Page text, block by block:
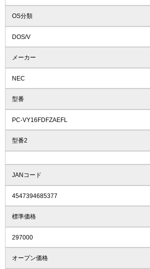
OS分類
DOS/V
メーカー
NEC
型番
PC-VY16FDFZAEFL
型番2
JANコード
4547394685377
標準価格
297000
オープン価格